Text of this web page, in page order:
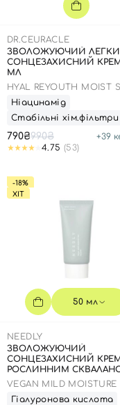
DR.CEURACLE
ЗВОЛОЖУЮЧИЙ
СОНЦЕЗАХИСНИЙ
МЛ
HYAL REYOUTH MOIST
SPF 50/PA++++
Ніацинамід
Стабільні хім.фільтри
790₴990₴ +39
4.75 (53)
-18%
ХІТ
50 мл
NEEDLY
ЗВОЛОЖУЮЧИЙ
СОНЦЕЗАХИСНИЙ КРЕМ
РОСЛИННИМ
ДО 23.03.2027 50 МЛ
VEGAN MILD MOISTURE
SPF 50+ PA++++
Гіалуронова кислота